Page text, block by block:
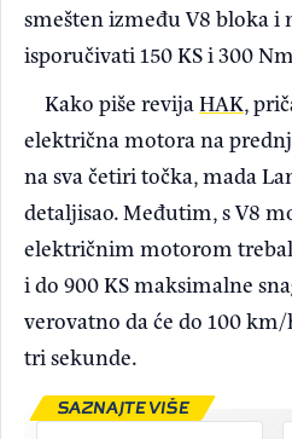
smešten između V8 bloka
isporučivati ​​150 KS i 300
Kako piše revijaHAK,
električna motora na
na sva četiri točka, mada
detaljisao. Međutim, s V8
električnim motorom
i do 900 KS maksimalne
verovatno da će do 100
tri sekunde.
SAZNAJTE VIŠE